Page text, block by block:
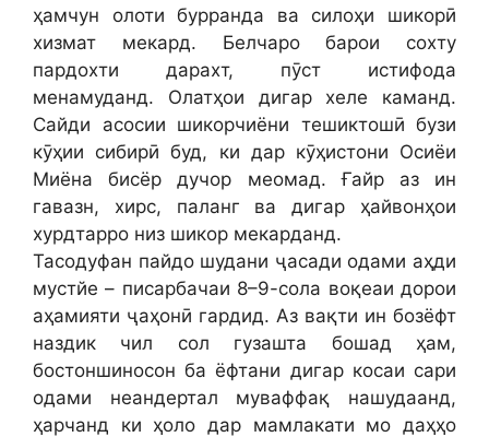
ҳамчун олоти бурранда ва силоҳи шикорӣ
хизмат мекард. Белчаро барои сохту
пардохти дарахт, пӯст истифода
менамуданд. Олатҳои дигар хеле каманд.
Сайди асосии шикорчиёни тешиктошӣ бузи
кӯҳии сибирӣ буд, ки дар кӯҳистони Осиёи
Миёна бисёр дучор меомад. Ғайр аз ин
гавазн, хирс, паланг ва дигар ҳайвонҳои
хурдтарро низ шикор мекарданд.
Тасодуфан пайдо шудани ҷасади одами аҳди
мустйе – писарбачаи 8–9-сола воқеаи дорои
аҳамияти ҷаҳонӣ гардид. Аз вақти ин бозёфт
наздик чил сол гузашта бошад ҳам,
бостоншиносон ба ёфтани дигар косаи сари
одами неандертал муваффақ нашудаанд,
ҳарчанд ки ҳоло дар мамлакати мо даҳҳо